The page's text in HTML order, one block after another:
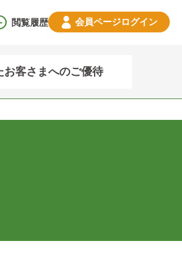
閲覧履歴 会員ページログイン
お客さまへのご優待